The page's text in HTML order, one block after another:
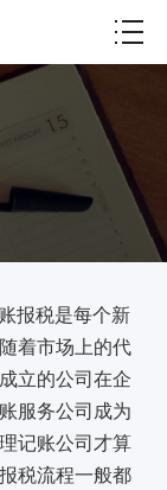
报税是每个新
着市场上的代
立的公司在企
服务公司成为
记账公司才算
税流程一般都